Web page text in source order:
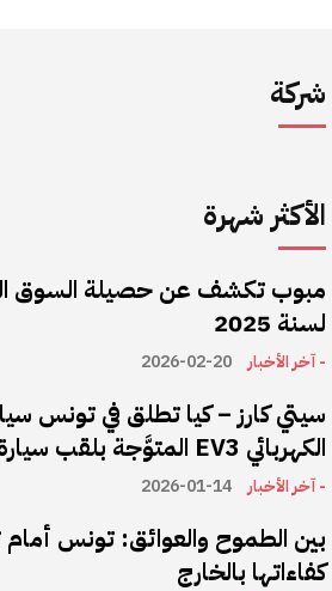
شركة
الأكثر شهرة
مبوب تكشف عن حصيلة السوق
لسنة 2025
- آخر الأخبار 2026-02-20
سيتي كارز – كيا تطلق في تونس
الكهربائي EV3 المتوَّجة بلقب سيارة العام عالميًا
- آخر الأخبار 2026-01-14
بين الطموح والعوائق: تونس
كفاءاتها بالخارج